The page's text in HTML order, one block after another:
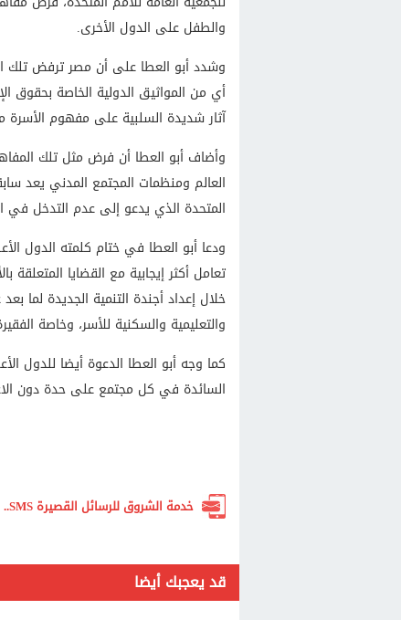
والطفل على الدول الأخرى.
وشدد أبو العطا على أن مصر ترفض تلك
أي من المواثيق الدولية الخاصة بحقوق
آثار شديدة السلبية على مفهوم الأسرة
وأضاف أبو العطا أن فرض مثل تلك
العالم ومنظمات المجتمع المدني يعد
المتحدة الذي يدعو إلى عدم التدخل في
و​دعا أبو العطا في ختام كلمته الدول
تعامل أكثر إيجابية مع القضايا
والتعليمية والسكنية للأسر، وخاصة
كما وجه أبو العطا الدعوة أيضا للدول
السائدة في كل مجتمع على حدة دون
خدمة الشروق للرسائل القصيرة SMS.. اشترك الآن لتصلك أهم الأخبار لحظة بلحظة
قد يعجبك أيضا